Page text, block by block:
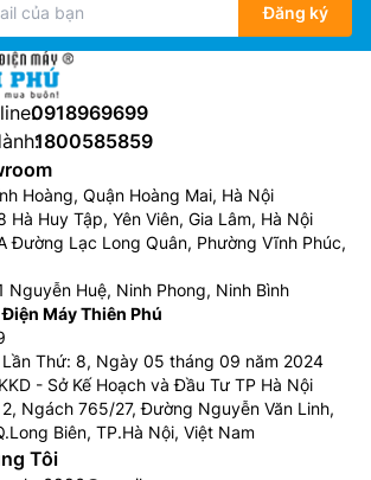
Đăng ký
0918969699
1800585859
Hoàng, Quận Hoàng Mai, Hà Nội
Hà Huy Tập, Yên Viên, Gia Lâm, Hà Nội
Đường Lạc Long Quân, Phường Vĩnh Phúc,
Nguyễn Huệ, Ninh Phong, Ninh Bình
Máy Thiên Phú
Thứ: 8, Ngày 05 tháng 09 năm 2024
- Sở Kế Hoạch và Đầu Tư TP Hà Nội
Ngách 765/27, Đường Nguyễn Văn Linh,
Biên, TP.Hà Nội, Việt Nam
Tôi